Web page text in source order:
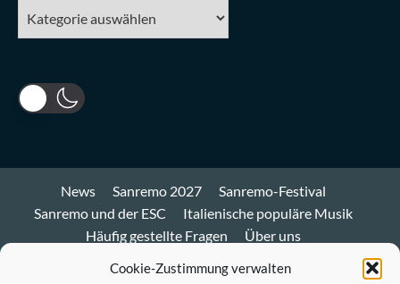
Cookie-Zustimmung verwalten
News Sanremo 2027
Sanremo-Festival
Sanremo und der ESC
Italienische populäre Musik
Häufig gestellte Fragen
Über uns